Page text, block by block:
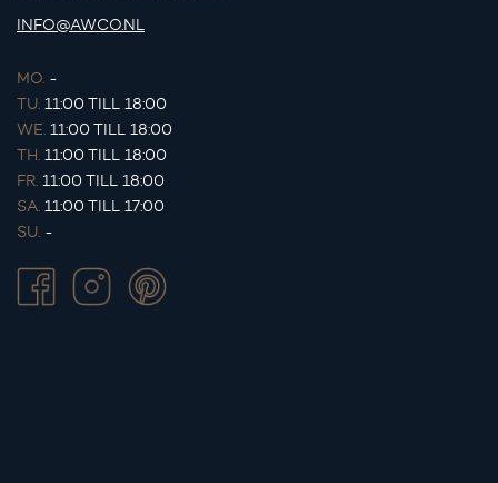
INFO@AWCO.NL
MO. -
TU. 11:00 TILL 18:00
WE. 11:00 TILL 18:00
TH. 11:00 TILL 18:00
FR. 11:00 TILL 18:00
SA. 11:00 TILL 17:00
SU. -